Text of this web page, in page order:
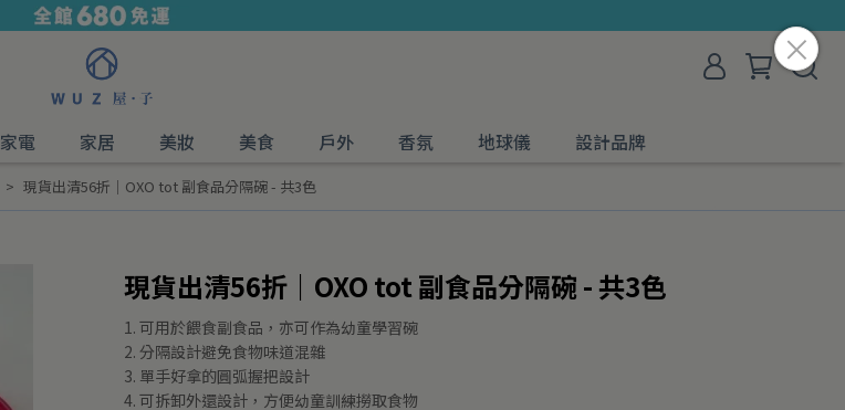
家電 家居 美妝 美食 戶外 香氛 地球儀 設計品牌
現貨出清56折｜OXO tot 副食品分隔碗 - 共3色
現貨出清56折｜OXO tot 副食品分隔碗 - 共3色
1. 可用於餵食副食品，亦可作為幼童學習碗
2. 分隔設計避免食物味道混雜
3. 單手好拿的圓弧握把設計
4. 可拆卸外還設計，方便幼童訓練撈取食物